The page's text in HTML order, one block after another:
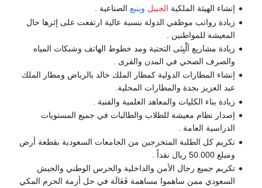
إنشاء الهيئة الملكية الجبيل وينبع الصناعية .
زيادة رواتب موظفي الدولة بنسبة عالية ارتفعت على إثرها حال
المعيشة للمواطنين .
زيادة مشاريع اَلْبِنَى التحتية ومد خطوط الهاتف وشبكات المياه
والصرف الصحي في المدن والقرى .
إنشاء المطارات الدولية كمطار الملك خالد بالرياض ومطار الملك
عبد العزيز بجدة والمطارات المحلية.
زيادة بناء الكليات والمعاهد العلمية والفنية .
إصدار نظام معيشة للطلاب والطالبات في جميع المستويات
الدراسية العامة .
تكريم كل الطلبة المتخرجين من الجامعات السعودية بقطعة أرض
ومبلغ 50.000 ريال نقداً .
تكريم جميع رجال الأمن والداخلية والحرس الوطني والجيش
السعودي ممن ساهموا مساهمة فَعَالَة في حل أزمة الحرم المكي